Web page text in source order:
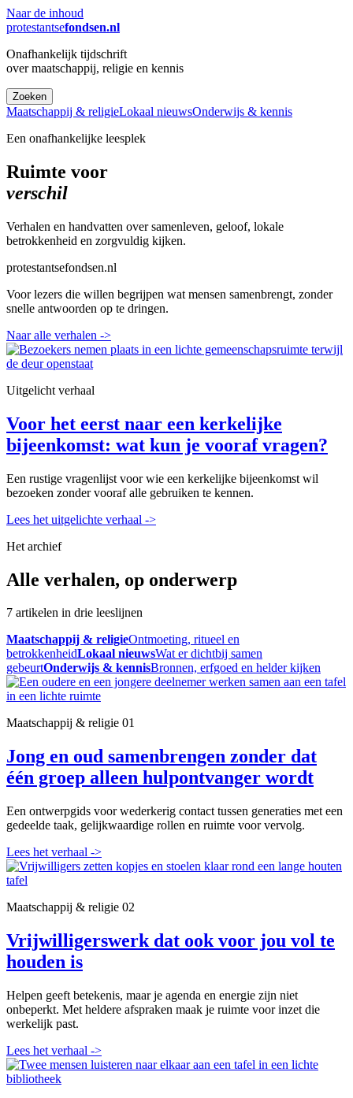
Naar de inhoud
protestantsefondsen.nl
Onafhankelijk tijdschrift
over maatschappij, religie en kennis
Zoeken
Maatschappij & religieLokaal nieuwsOnderwijs & kennis
Een onafhankelijke leesplek
Ruimte voor
verschil
Verhalen en handvatten over samenleven, geloof, lokale
betrokkenheid en zorgvuldig kijken.
protestantsefondsen.nl
Voor lezers die willen begrijpen wat mensen samenbrengt, zonder
snelle antwoorden op te dringen.
Naar alle verhalen ->
Uitgelicht verhaal
Voor het eerst naar een kerkelijke
bijeenkomst: wat kun je vooraf vragen?
Een rustige vragenlijst voor wie een kerkelijke bijeenkomst wil
bezoeken zonder vooraf alle gebruiken te kennen.
Lees het uitgelichte verhaal ->
Het archief
Alle verhalen, op onderwerp
7 artikelen in drie leeslijnen
Maatschappij & religieOntmoeting, ritueel en
betrokkenheidLokaal nieuwsWat er dichtbij samen
gebeurtOnderwijs & kennisBronnen, erfgoed en helder kijken
Maatschappij & religie 01
Jong en oud samenbrengen zonder dat
één groep alleen hulpontvanger wordt
Een ontwerpgids voor wederkerig contact tussen generaties met een
gedeelde taak, gelijkwaardige rollen en ruimte voor vervolg.
Lees het verhaal ->
Maatschappij & religie 02
Vrijwilligerswerk dat ook voor jou vol te
houden is
Helpen geeft betekenis, maar je agenda en energie zijn niet
onbeperkt. Met heldere afspraken maak je ruimte voor inzet die
werkelijk past.
Lees het verhaal ->